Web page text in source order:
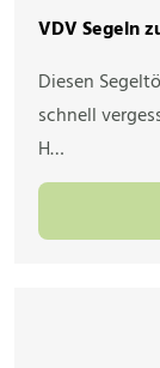
VDV Segeln
Diesen
schnell
H…